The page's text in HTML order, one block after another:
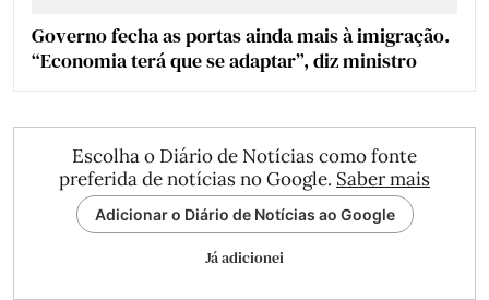
Governo fecha as portas ainda mais à imigração.
“Economia terá que se adaptar”, diz ministro
Escolha o Diário de Notícias como fonte
preferida de notícias no Google. Saber mais
Adicionar o Diário de Notícias ao Google
Já adicionei